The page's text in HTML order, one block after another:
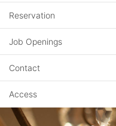
Reservation
Job Openings
Contact
Access